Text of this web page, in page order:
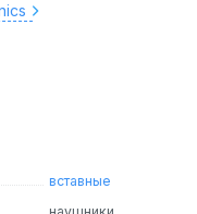
вставные